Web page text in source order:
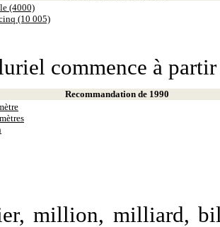
(4000)
(10 005)
commence à
Recommandation de 1990
million, milliard,